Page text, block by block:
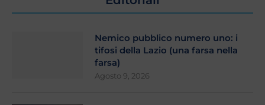
Nemico pubblico numero uno: i
tifosi della Lazio (una farsa nella
farsa)
Agosto 9, 2026